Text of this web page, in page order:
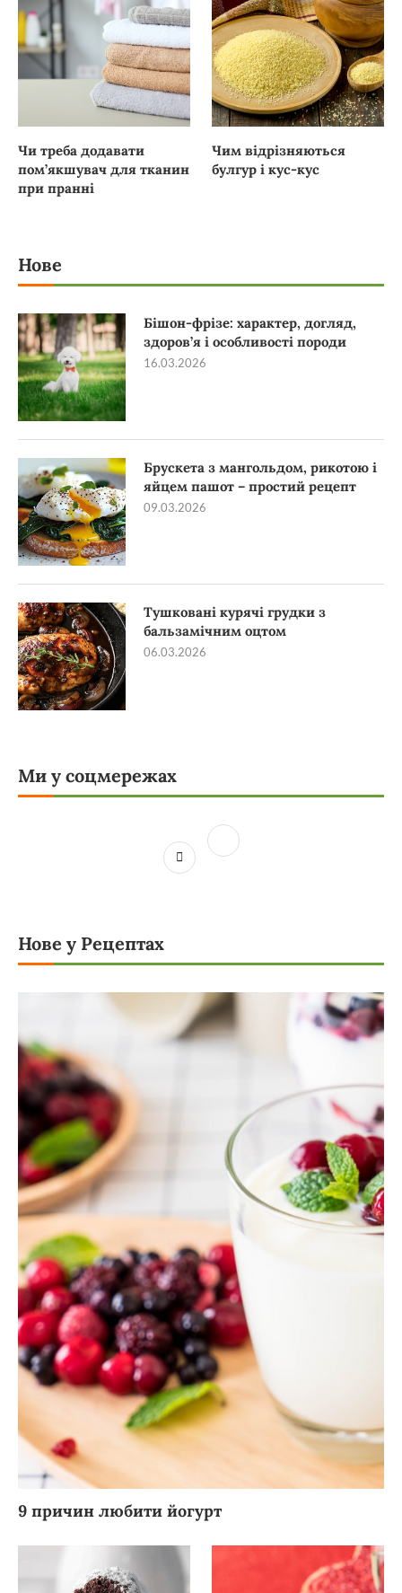
Чи треба додавати
пом’якшувач для тканин
при пранні
Чим відрізняються
булгур і кус-кус
Нове
Бішон-фрізе: характер, догляд,
здоров’я і особливості породи
16.03.2026
Брускета з мангольдом, рикотою і
яйцем пашот – простий рецепт
09.03.2026
Тушковані курячі грудки з
бальзамічним оцтом
06.03.2026
Ми у соцмережах
Нове у Рецептах
9 причин любити йогурт